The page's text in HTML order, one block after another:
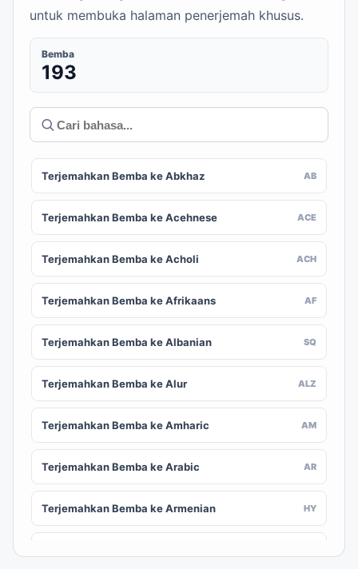
untuk membuka halaman penerjemah khusus.
Bemba
193
Terjemahkan Bemba ke Abkhaz AB
Terjemahkan Bemba ke Acehnese ACE
Terjemahkan Bemba ke Acholi ACH
Terjemahkan Bemba ke Afrikaans AF
Terjemahkan Bemba ke Albanian SQ
Terjemahkan Bemba ke Alur ALZ
Terjemahkan Bemba ke Amharic AM
Terjemahkan Bemba ke Arabic AR
Terjemahkan Bemba ke Armenian HY